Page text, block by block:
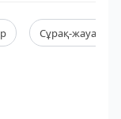
Сұрақ-жауап